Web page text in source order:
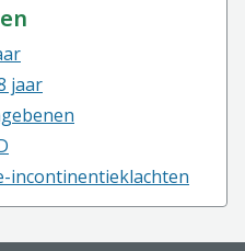
jaar
incontinentieklachten